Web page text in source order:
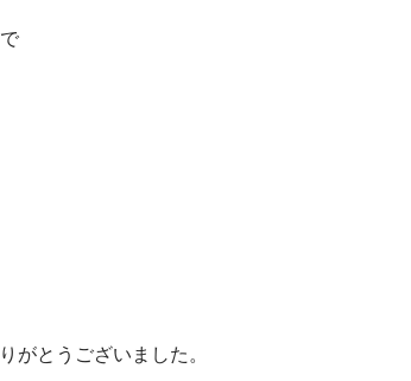
がとうございました。